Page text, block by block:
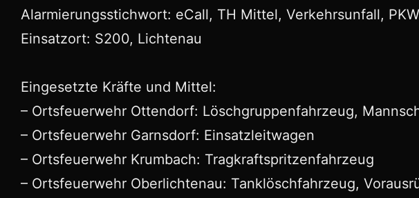
Alarmierungsstichwort: eCall, TH Mittel, Verkehrsunfall,
Einsatzort: S200, Lichtenau
Eingesetzte Kräfte und Mittel:
– Ortsfeuerwehr Ottendorf: Löschgruppenfahrzeug,
– Ortsfeuerwehr Garnsdorf: Einsatzleitwagen
– Ortsfeuerwehr Krumbach: Tragkraftspritzenfahrzeug
– Ortsfeuerwehr Oberlichtenau: Tanklöschfahrzeug,